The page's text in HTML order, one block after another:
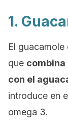
1.
El
que
con el
introduce en
omega 3.